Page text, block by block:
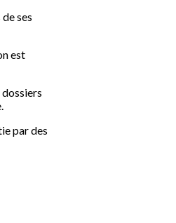
ses
est
par des